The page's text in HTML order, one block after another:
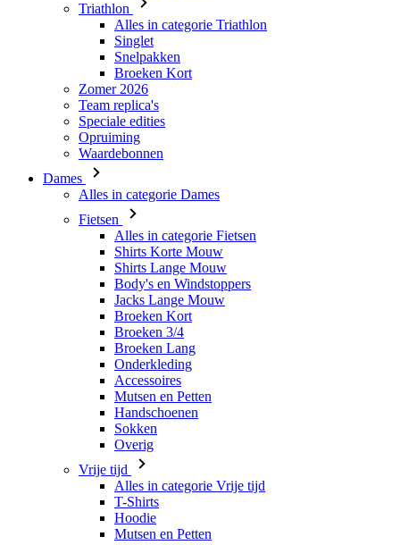
Triathlon
Alles in categorie Triathlon
Singlet
Snelpakken
Broeken Kort
Zomer 2026
Team replica's
Speciale edities
Opruiming
Waardebonnen
Dames
Alles in categorie Dames
Fietsen
Alles in categorie Fietsen
Shirts Korte Mouw
Shirts Lange Mouw
Body's en Windstoppers
Jacks Lange Mouw
Broeken Kort
Broeken 3/4
Broeken Lang
Onderkleding
Accessoires
Mutsen en Petten
Handschoenen
Sokken
Overig
Vrije tijd
Alles in categorie Vrije tijd
T-Shirts
Hoodie
Mutsen en Petten